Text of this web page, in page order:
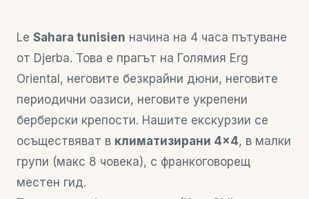
Le Sahara tunisien начина на 4 часа пътуване
от Djerba. Това е прагът на Голямия Erg
Oriental, неговите безкрайни дюни, неговите
периодични оазиси, неговите укрепени
берберски крепости. Нашите екскурзии се
осъществяват в климатизирани 4×4, в малки
групи (макс 8 човека), с франкоговорещ
местен гид.